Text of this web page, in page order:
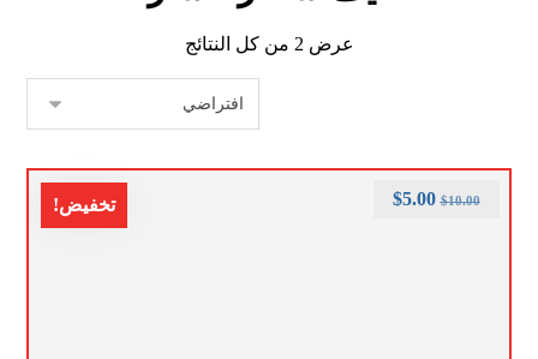
عرض ⁦2⁩ من كل النتائج
تخفيض! $10.00
$5.00